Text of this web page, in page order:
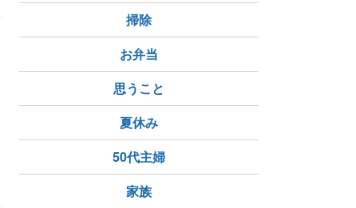
掃除
お弁当
思うこと
夏休み
50代主婦
家族